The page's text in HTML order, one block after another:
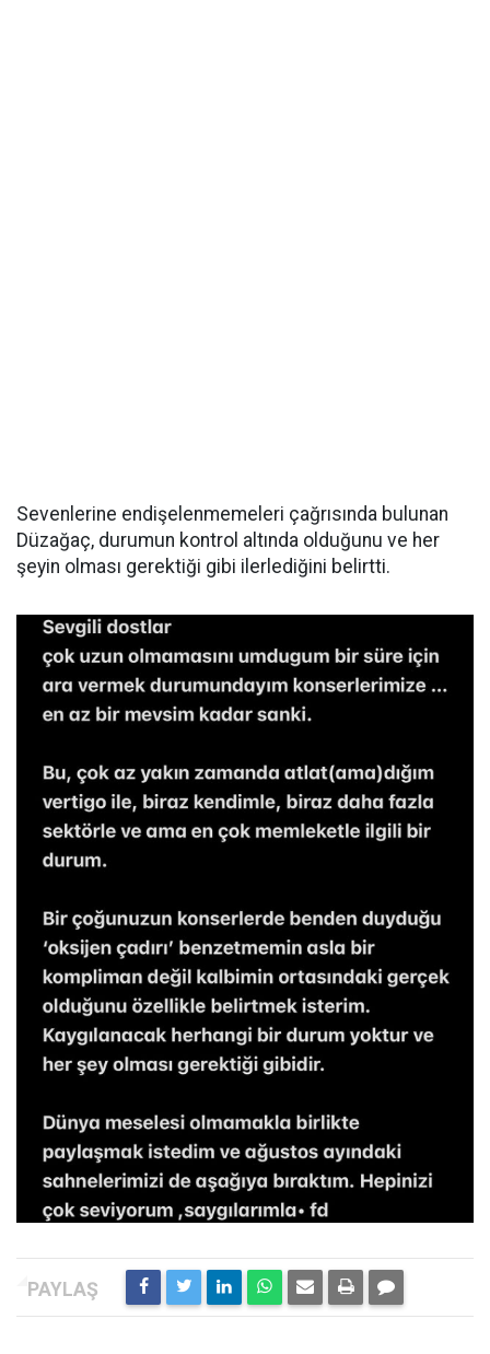
Sevenlerine endişelenmemeleri çağrısında bulunan
Düzağaç, durumun kontrol altında olduğunu ve her
şeyin olması gerektiği gibi ilerlediğini belirtti.